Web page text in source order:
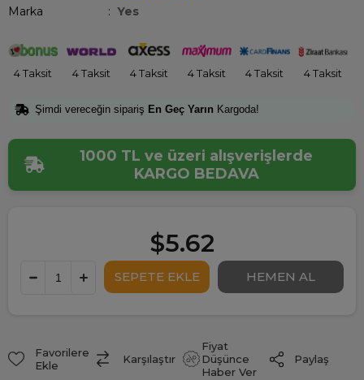
Marka : Yes
4 Taksit 4 Taksit 4 Taksit 4 Taksit 4 Taksit 4 Taksit
Şimdi vereceğin sipariş En Geç Yarın Kargoda!
1000 TL ve üzeri alışverişlerde
KARGO BEDAVA
$5.62
Favorilere
Ekle
Karşılaştır
Fiyat
Düşünce
Haber Ver
Paylaş